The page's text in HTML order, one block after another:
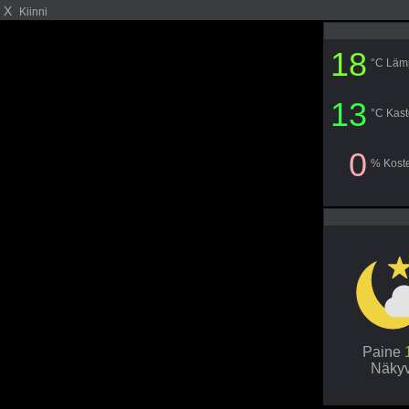
X Kiinni
18 °C
13 °C
0 %
Paine